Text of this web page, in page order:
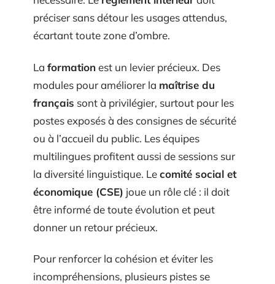
préciser sans détour les usages attendus,
écartant toute zone d’ombre.
La formationest un levier précieux. Des
modules pour améliorer la maîtrise du
français sont à privilégier, surtout pour les
postes exposés à des consignes de sécurité
ou à l’accueil du public. Les équipes
multilingues profitent aussi de sessions sur
la diversité linguistique. Lecomité social et
économique (CSE) joue un rôle clé : il doit
être informé de toute évolution et peut
donner un retour précieux.
Pour renforcer la cohésion et éviter les
incompréhensions, plusieurs pistes se